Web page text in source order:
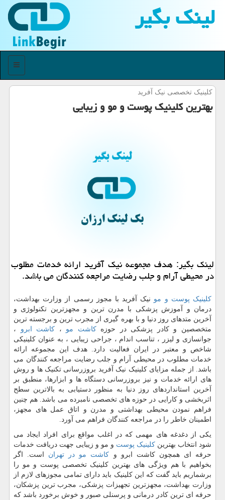
لینك بگیر
منو
کلینیک تخصصی نیک آفرید
بهترین کلینیک پوست و مو و زیبایی
لینک بگیر: هدف مجموعه نیک آفرید ارائه خدمات مطلوب
در محیطی آرام و جلب رضایت مراجعه کنندگان می باشد.
کلینیک پوست و مو نیک آفرید با مجوز رسمی از وزارت بهداشت،
درمان و آموزش پزشکی با مدرن ترین و مجهزترین تکنولوژی و
آخرین متدهای روز دنیا و با بهره گیری از مجرب ترین و برجسته ترین
متخصصین و کادر پزشکی در حوزهکاشت مو ، کاشت ابرو ،
جوانسازی و لیزر ، تناسب اندام ، جراحی زیبایی ، به عنوان کلینیکی
شاخص و معتبر در ایران فعالیت دارد. هدف این مجموعه ارائه
خدمات مطلوب در محیطی آرام و جلب رضایت مراجعه کنندگان می
باشد. از جمله مزایای کلینیک نیک آفرید بروزرسانی تکنیک ها و روش
های ارائه خدمات و نیز بروزرسانی دستگاه ها و ابزارها، منطبق بر
آخرین استانداردهای روز دنیا به منظور دستیابی به بالاترین سطح
اثربخشی و کارایی در حوزه های تخصصی نامبرده می باشد. هم چنین
فراهم نمودن محیطی بهداشتی و مدرن و اتاق عمل های مجهز،
اطمینان خاطر را در مراجعه کنندگان فراهم می آورد.
یکی از دغدغه های مهمی که در اغلب مواقع برای افراد ایجاد می
شود انتخاب بهترین کلینیک پوست و مو و زیبایی جهت دریافت خدمات
حرفه ای همچون کاشت ابرو و کاشت مو در تهران است. اگر
بخواهیم با هم ویژگی های بهترین کلینیک تخصصی پوست و مو را
برشماریم باید گفت که این کلینیک باید دارای تمامی مجوزهای لازم از
وزارت بهداشت، مجهزترین تجهیزات پزشکی، مجرب ترین پزشکان،
حرفه ای ترین کادر درمانی و پرسنلی صبور و خوش برخورد باشد که